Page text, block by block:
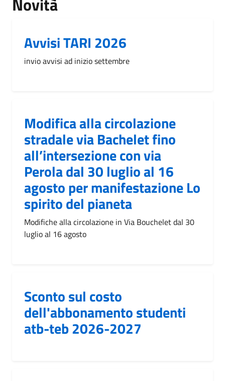
Avvisi TARI 2026
invio avvisi ad inizio settembre
Modifica alla circolazione
stradale via Bachelet fino
all’intersezione con via
Perola dal 30 luglio al 16
agosto per manifestazione Lo
spirito del pianeta
Modifiche alla circolazione in Via Bouchelet dal 30
luglio al 16 agosto
Sconto sul costo
dell'abbonamento studenti
atb-teb 2026-2027